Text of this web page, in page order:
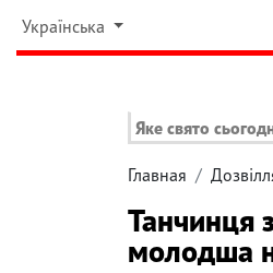
Українська
Яке свято
Главная
Танчинця
молодша